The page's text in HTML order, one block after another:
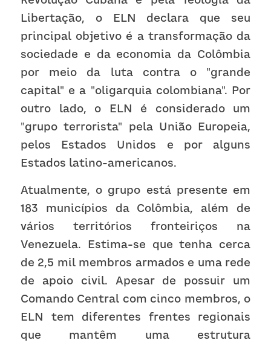
Libertação, o ELN declara que seu
principal objetivo é a transformação da
sociedade e da economia da Colômbia
por meio da luta contra o "grande
capital" e a "oligarquia colombiana". Por
outro lado, o ELN é considerado um
"grupo terrorista" pela União Europeia,
pelos Estados Unidos e por alguns
Estados latino-americanos.
Atualmente, o grupo está presente em
183 municípios da Colômbia, além de
vários territórios fronteiriços na
Venezuela. Estima-se que tenha cerca
de 2,5 mil membros armados e uma rede
de apoio civil. Apesar de possuir um
Comando Central com cinco membros, o
ELN tem diferentes frentes regionais
que mantêm uma estrutura